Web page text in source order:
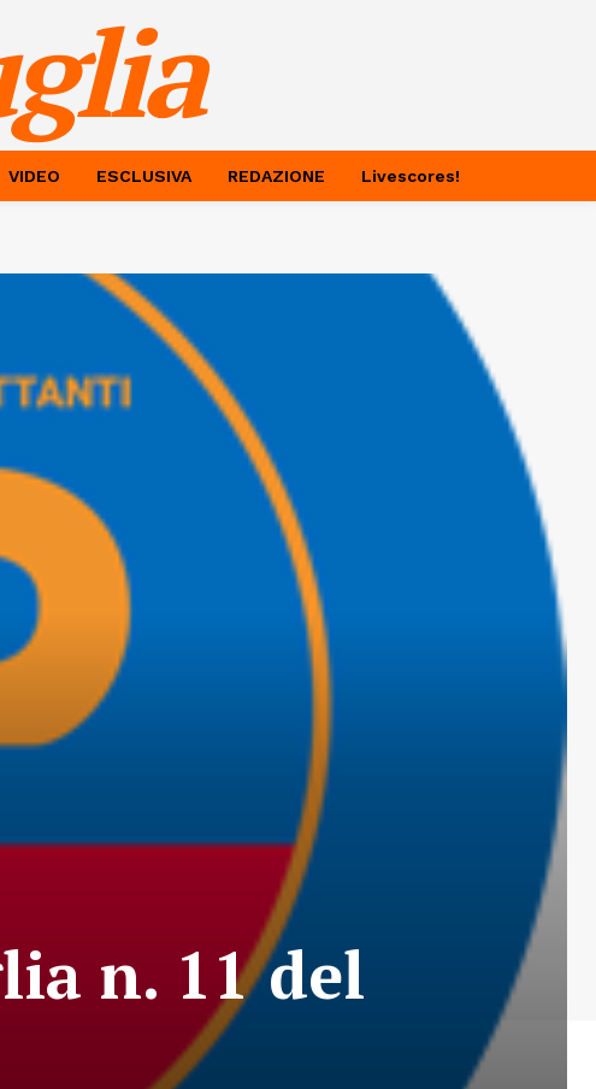
VIDEO ESCLUSIVA REDAZIONE Livescores!
n. 11 del